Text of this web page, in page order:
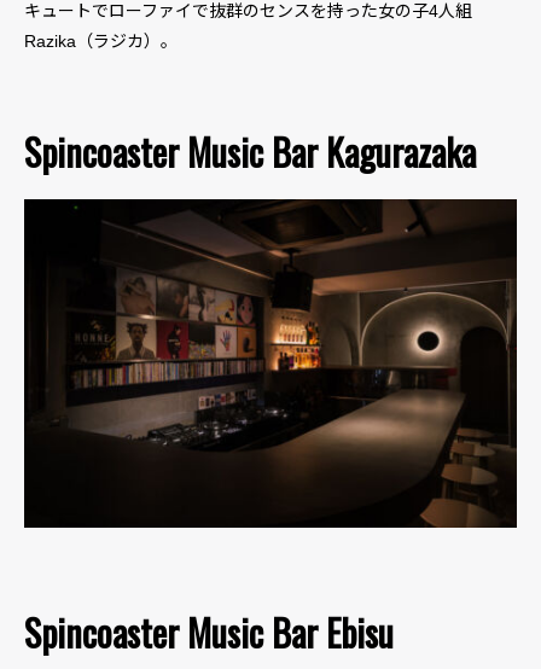
キュートでローファイで抜群のセンスを持った女の子4人組
Razika（ラジカ）。
Spincoaster Music Bar Kagurazaka
Spincoaster Music Bar Ebisu